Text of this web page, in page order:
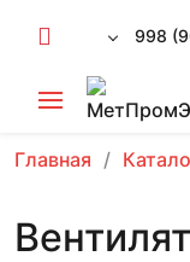
998
Главная